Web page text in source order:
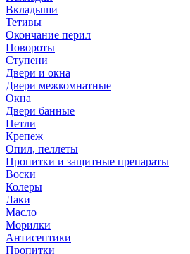
Вкладыши
Тетивы
Окончание перил
Повороты
Ступени
Двери и окна
Двери межкомнатные
Окна
Двери банные
Петли
Крепеж
Опил, пеллеты
Пропитки и защитные препараты
Воски
Колеры
Лаки
Масло
Морилки
Антисептики
Пропитки